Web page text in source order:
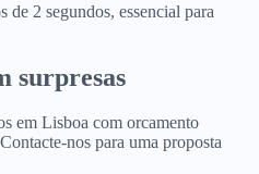
de 2 segundos, essencial para
surpresas
em Lisboa com orcamento
nos para uma proposta